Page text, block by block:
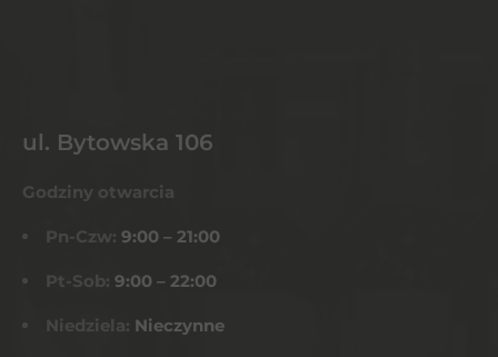
ul. Bytowska 106
Godziny otwarcia
Pn-Czw: 9:00 – 21:00
Pt-Sob: 9:00 – 22:00
Niedziela: Nieczynne